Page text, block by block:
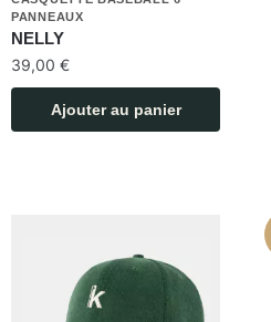
PANNEAUX
NELLY
39,00 €
Ajouter au panier